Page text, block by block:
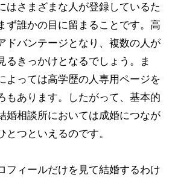
はさまざまな人が登録しているた
ず誰かの目に留まることです。高
ドバンテージとなり、複数の人が
るきっかけとなるでしょう。ま
よっては高学歴の人専用ページを
もあります。したがって、基本的
婚相談所においては成婚につなが
とつといえるのです。
フィールだけを見て結婚するわけ